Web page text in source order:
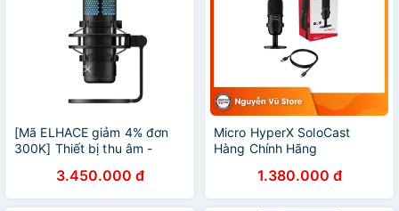
[Mã ELHACE giảm 4% đơn
300K] Thiết bị thu âm -
LED RGB - Hàng Chính Hãng
3.450.000 đ
Micro HyperX SoloCast
Hàng Chính Hãng
1.380.000 đ